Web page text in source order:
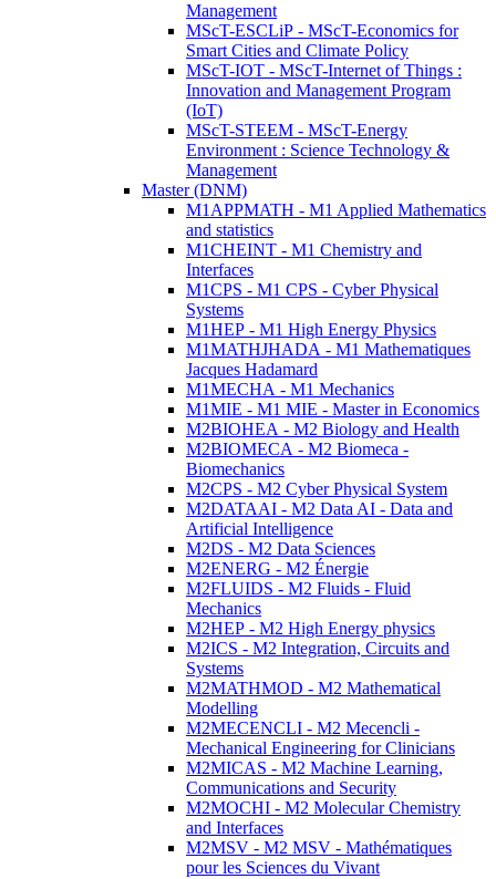
Management
MScT-ESCLiP - MScT-Economics for
Smart Cities and Climate Policy
MScT-IOT - MScT-Internet of Things :
Innovation and Management Program
(IoT)
MScT-STEEM - MScT-Energy
Environment : Science Technology &
Management
Master (DNM)
M1APPMATH - M1 Applied Mathematics
and statistics
M1CHEINT - M1 Chemistry and
Interfaces
M1CPS - M1 CPS - Cyber Physical
Systems
M1HEP - M1 High Energy Physics
M1MATHJHADA - M1 Mathematiques
Jacques Hadamard
M1MECHA - M1 Mechanics
M1MIE - M1 MIE - Master in Economics
M2BIOHEA - M2 Biology and Health
M2BIOMECA - M2 Biomeca -
Biomechanics
M2CPS - M2 Cyber Physical System
M2DATAAI - M2 Data AI - Data and
Artificial Intelligence
M2DS - M2 Data Sciences
M2ENERG - M2 Énergie
M2FLUIDS - M2 Fluids - Fluid
Mechanics
M2HEP - M2 High Energy physics
M2ICS - M2 Integration, Circuits and
Systems
M2MATHMOD - M2 Mathematical
Modelling
M2MECENCLI - M2 Mecencli -
Mechanical Engineering for Clinicians
M2MICAS - M2 Machine Learning,
Communications and Security
M2MOCHI - M2 Molecular Chemistry
and Interfaces
M2MSV - M2 MSV - Mathématiques
pour les Sciences du Vivant